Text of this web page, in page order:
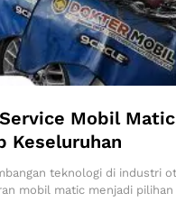
Mobil
Keseluruhan
teknologi di industri
mobil matic menjadi